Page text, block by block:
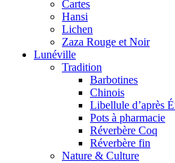
Cartes
Hansi
Lichen
Zaza Rouge et Noir
Lunéville
Tradition
Barbotines
Chinois
Libellule d’après
Pots à pharmacie
Réverbère Coq
Réverbère fin
Nature & Culture